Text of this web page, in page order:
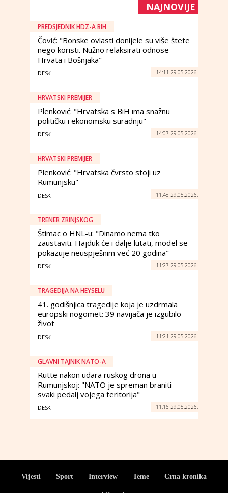
NAJNOVIJE
PREDSJEDNIK HDZ-A BIH
Čović: "Bonske ovlasti donijele su više štete
nego koristi. Nužno relaksirati odnose
Hrvata i Bošnjaka"
DESK 14:11 29.05.2026.
HRVATSKI PREMIJER
Plenković: "Hrvatska s BiH ima snažnu
političku i ekonomsku suradnju"
DESK 14:07 29.05.2026.
HRVATSKI PREMIJER
Plenković: "Hrvatska čvrsto stoji uz
Rumunjsku"
DESK 11:48 29.05.2026.
TRENER ZRINJSKOG
Štimac o HNL-u: "Dinamo nema tko
zaustaviti. Hajduk će i dalje lutati, model se
pokazuje neuspješnim već 20 godina"
DESK 11:27 29.05.2026.
TRAGEDIJA NA HEYSELU
41. godišnjica tragedije koja je uzdrmala
europski nogomet: 39 navijača je izgubilo
život
DESK 11:21 29.05.2026.
GLAVNI TAJNIK NATO-A
Rutte nakon udara ruskog drona u
Rumunjskoj: "NATO je spreman braniti
svaki pedalj vojega teritorija"
DESK 11:16 29.05.2026.
Vijesti Sport Interview Teme Crna kronika